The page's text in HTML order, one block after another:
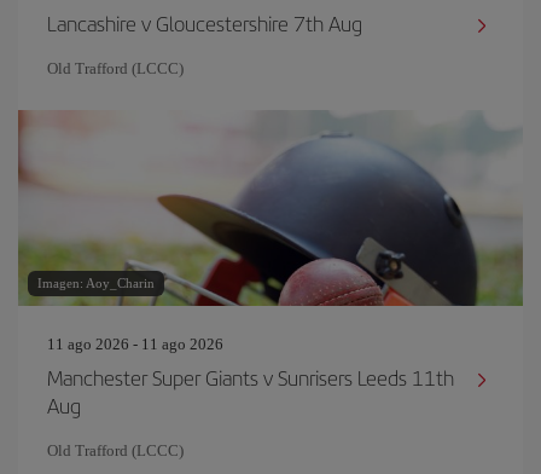
Lancashire v Gloucestershire 7th Aug
Old Trafford (LCCC)
Imagen: Aoy_Charin
11 ago 2026 - 11 ago 2026
Manchester Super Giants v Sunrisers Leeds 11th
Aug
Old Trafford (LCCC)